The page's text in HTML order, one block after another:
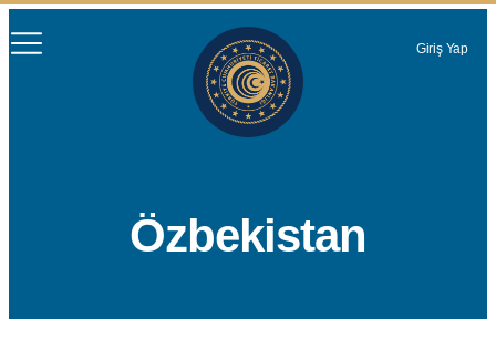
Giriş Yap
Özbekistan